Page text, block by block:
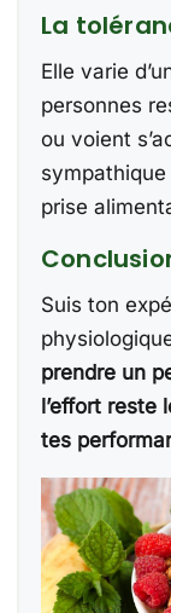
La
Elle varie
personnes
ou voient
prise
Suis ton
prendre un
l’effort reste
tes